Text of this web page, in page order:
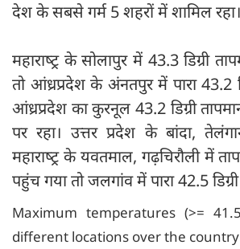
देश के सबसे गर्म 5 शहरों में शामिल रहा।
महाराष्‍ट्र के सोलापुर में 43.3 डिग्री
तो आंध्रप्रदेश के अंनतपुर में पारा 43.2
आंध्रप्रदेश का कुरनूल 43.2 डिग्री
पर रहा। उत्तर प्रदेश के बांदा,
महाराष्‍ट्र के यवतमाल, गढ़चिरौली में
पहुंच गया तो जलगांव में पारा 42.5 डिग्री
Maximum temperatures (>=
different locations over the